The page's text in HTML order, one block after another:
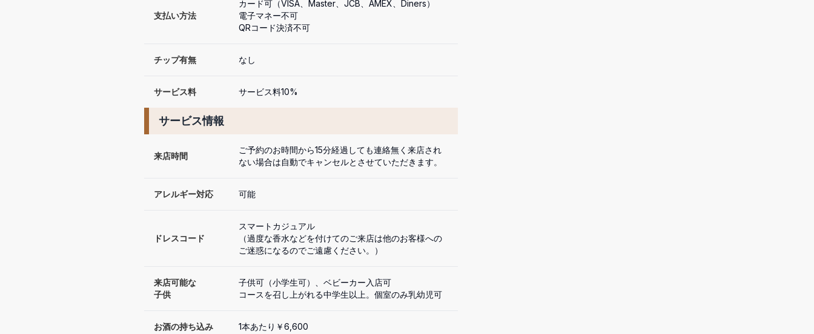
支払い方法
カード可（VISA、Master、JCB、AMEX、Diners）
電子マネー不可
QRコード決済不可
チップ有無 なし
サービス料 サービス料10%
サービス情報
来店時間
ご予約のお時間から15分経過しても連絡無く来店され
ない場合は自動でキャンセルとさせていただきます。
アレルギー対応 可能
ドレスコード
スマートカジュアル
（過度な香水などを付けてのご来店は他のお客様への
ご迷惑になるのでご遠慮ください。）
来店可能な
子供
子供可（小学生可）、ベビーカー入店可
コースを召し上がれる中学生以上。個室のみ乳幼児可
お酒の持ち込み 1本あたり￥6,600